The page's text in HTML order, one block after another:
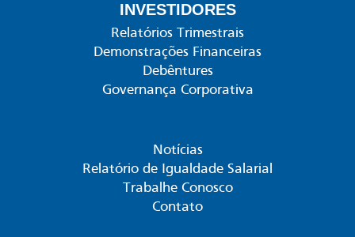
INVESTIDORES
Relatórios Trimestrais
Demonstrações Financeiras
Debêntures
Governança Corporativa
Notícias
Relatório de Igualdade Salarial
Trabalhe Conosco
Contato